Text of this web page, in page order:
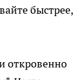
быстрее,
откровенно